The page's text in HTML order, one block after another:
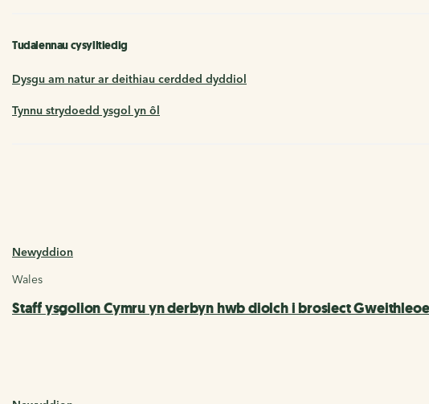
Tudalennau cysylltiedig
Dysgu am natur ar deithiau cerdded dyddiol
Tynnu strydoedd ysgol yn ôl
Newyddion
Wales
Staff ysgolion Cymru yn derbyn hwb diolch i brosiect